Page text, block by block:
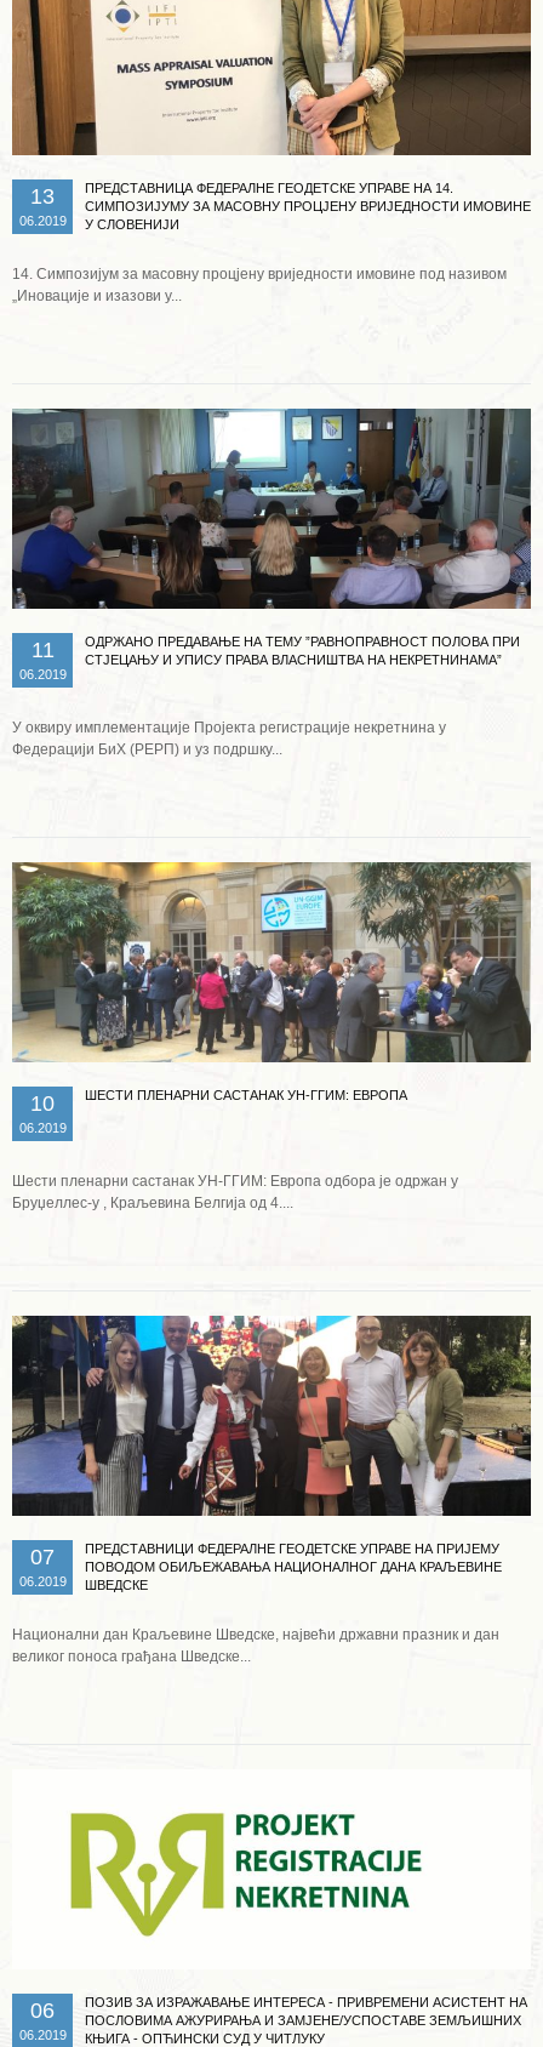
13
06.2019
ПРЕДСТАВНИЦА ФЕДЕРАЛНЕ ГЕОДЕТСКЕ УПРАВЕ НА 14.
СИМПОЗИЈУМУ ЗА МАСОВНУ ПРОЦЈЕНУ ВРИЈЕДНОСТИ ИМОВИНЕ
У СЛОВЕНИЈИ
14. Симпозијум за масовну процјену вриједности имовине под називом
„Иновације и изазови у...
11
06.2019
ОДРЖАНО ПРЕДАВАЊЕ НА ТЕМУ ”РАВНОПРАВНОСТ ПОЛОВА ПРИ
СТЈЕЦАЊУ И УПИСУ ПРАВА ВЛАСНИШТВА НА НЕКРЕТНИНАМА”
У оквиру имплементације Пројекта регистрације некретнина у
Федерацији БиХ (РЕРП) и уз подршку...
10
06.2019
ШЕСТИ ПЛЕНАРНИ САСТАНАК УН-ГГИМ: ЕВРОПА
Шести пленарни састанак УН-ГГИМ: Европа одбора је одржан у
Бруџеллес-у , Краљевина Белгија од 4....
07
06.2019
ПРЕДСТАВНИЦИ ФЕДЕРАЛНЕ ГЕОДЕТСКЕ УПРАВЕ НА ПРИЈЕМУ
ПОВОДОМ ОБИЉЕЖАВАЊА НАЦИОНАЛНОГ ДАНА КРАЉЕВИНЕ
ШВЕДСКЕ
Национални дан Краљевине Шведске, највећи државни празник и дан
великог поноса грађана Шведске...
06
06.2019
ПОЗИВ ЗА ИЗРАЖАВАЊЕ ИНТЕРЕСА - ПРИВРЕМЕНИ АСИСТЕНТ НА
ПОСЛОВИМА АЖУРИРАЊА И ЗАМЈЕНЕ/УСПОСТАВЕ ЗЕМЉИШНИХ
КЊИГА - ОПЋИНСКИ СУД У ЧИТЛУКУ